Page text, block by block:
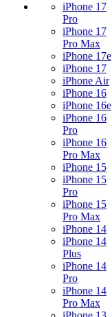
iPhone 17
Pro
iPhone 17
Pro Max
iPhone 17e
iPhone 17
iPhone Air
iPhone 16
iPhone 16e
iPhone 16
Pro
iPhone 16
Pro Max
iPhone 15
iPhone 15
Pro
iPhone 15
Pro Max
iPhone 14
iPhone 14
Plus
iPhone 14
Pro
iPhone 14
Pro Max